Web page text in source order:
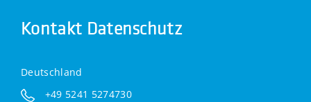
Kontakt Datenschutz
Deutschland
+49 5241 5274730